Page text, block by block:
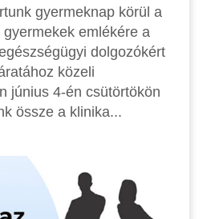
gyermeknap körül a
emlékére a
dolgozókért
közeli
június 4-én csütörtökön
össze a klinika...